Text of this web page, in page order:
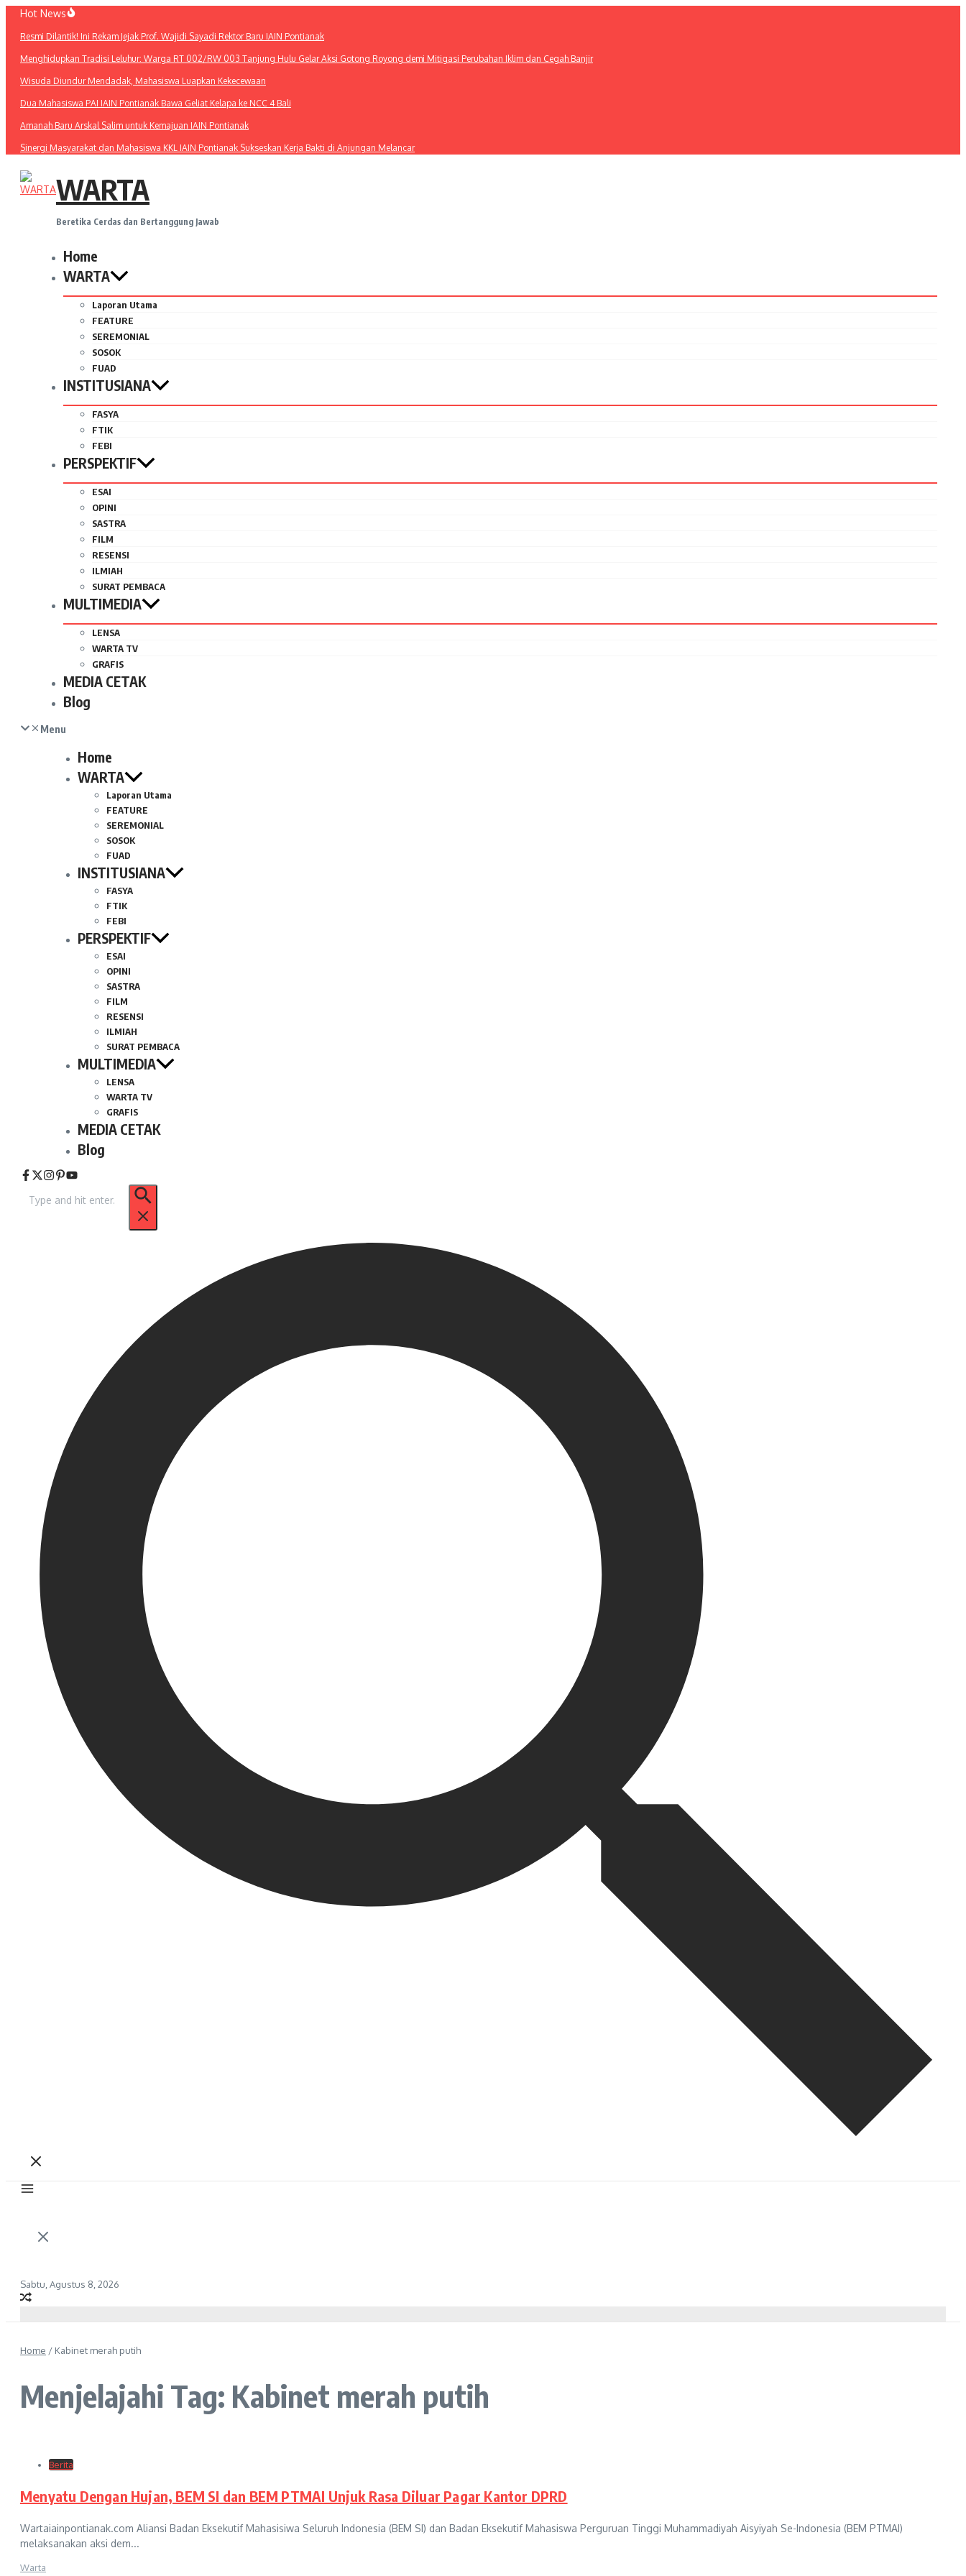
Lewati
konten
Hot News
Resmi Dilantik! Ini Rekam Jejak Prof. Wajidi Sayadi Rektor Baru IAIN Pontianak
Menghidupkan Tradisi Leluhur: Warga RT 002/RW 003 Tanjung Hulu Gelar Aksi Gotong Royong demi Mitigasi Perubahan Iklim dan Cegah Banjir
Wisuda Diundur Mendadak, Mahasiswa Luapkan Kekecewaan
Dua Mahasiswa PAI IAIN Pontianak Bawa Geliat Kelapa ke NCC 4 Bali
Amanah Baru Arskal Salim untuk Kemajuan IAIN Pontianak
Sinergi Masyarakat dan Mahasiswa KKL IAIN Pontianak Sukseskan Kerja Bakti di Anjungan Melancar
WARTA
Beretika Cerdas dan Bertanggung Jawab
Home
WARTA
Laporan Utama
FEATURE
SEREMONIAL
SOSOK
FUAD
INSTITUSIANA
FASYA
FTIK
FEBI
PERSPEKTIF
ESAI
OPINI
SASTRA
FILM
RESENSI
ILMIAH
SURAT PEMBACA
MULTIMEDIA
LENSA
WARTA TV
GRAFIS
MEDIA CETAK
Blog
Menu
Home
WARTA
Laporan Utama
FEATURE
SEREMONIAL
SOSOK
FUAD
INSTITUSIANA
FASYA
FTIK
FEBI
PERSPEKTIF
ESAI
OPINI
SASTRA
FILM
RESENSI
ILMIAH
SURAT PEMBACA
MULTIMEDIA
LENSA
WARTA TV
GRAFIS
MEDIA CETAK
Blog
untuk:
Sabtu, Agustus 8, 2026
Home / Kabinet merah putih
Menjelajahi Tag: Kabinet merah putih
Berita
Menyatu Dengan Hujan, BEM SI dan BEM PTMAI Unjuk Rasa Diluar Pagar Kantor DPRD
Wartaiainpontianak.com Aliansi Badan Eksekutif Mahasisiwa Seluruh Indonesia (BEM SI) dan Badan Eksekutif Mahasiswa Perguruan Tinggi Muhammadiyah Aisyiyah Se-Indonesia (BEM PTMAI)
melaksanakan aksi dem...
Warta